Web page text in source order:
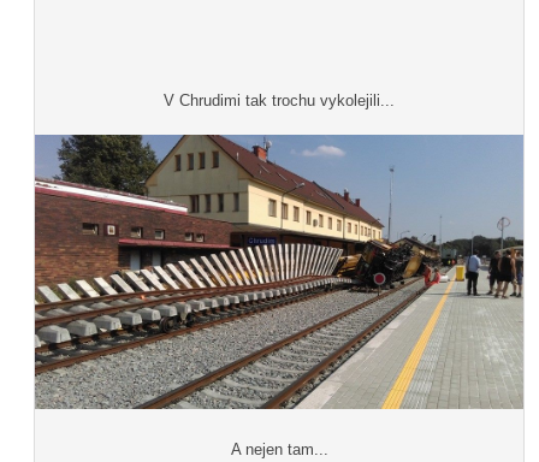
V Chrudimi tak trochu vykolejili...
A nejen tam...